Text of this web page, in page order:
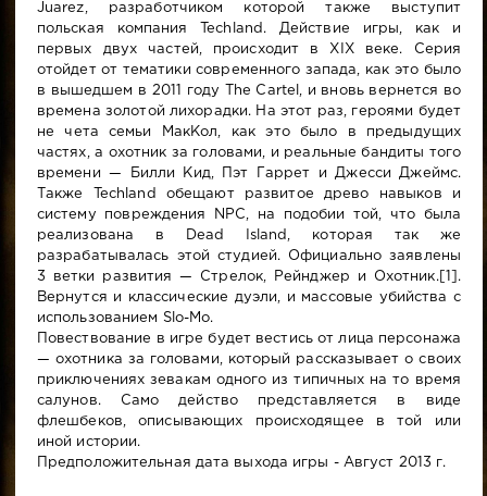
Juarez, разработчиком которой также выступит
польская компания Techland. Действие игры, как и
первых двух частей, происходит в XIX веке. Серия
отойдет от тематики современного запада, как это было
в вышедшем в 2011 году The Cartel, и вновь вернется во
времена золотой лихорадки. На этот раз, героями будет
не чета семьи МакКол, как это было в предыдущих
частях, а охотник за головами, и реальные бандиты того
времени — Билли Кид, Пэт Гаррет и Джесси Джеймс.
Также Techland обещают развитое древо навыков и
систему повреждения NPC, на подобии той, что была
реализована в Dead Island, которая так же
разрабатывалась этой студией. Официально заявлены
3 ветки развития — Стрелок, Рейнджер и Охотник.[1].
Вернутся и классические дуэли, и массовые убийства с
использованием Slo-Mo.
Повествование в игре будет вестись от лица персонажа
— охотника за головами, который рассказывает о своих
приключениях зевакам одного из типичных на то время
салунов. Само действо представляется в виде
флешбеков, описывающих происходящее в той или
иной истории.
Предположительная дата выхода игры - Август 2013 г.